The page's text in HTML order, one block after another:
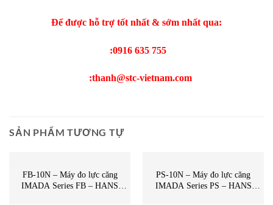
Để được hỗ trợ tốt nhất & sớm nhất qua:
:0916 635 755
:thanh@stc-vietnam.com
SẢN PHẨM TƯƠNG TỰ
FB-10N – Máy đo lực căng
IMADA Series FB – HANS
PS-10N – Máy đo lực căng
IMADA Series PS – HANS